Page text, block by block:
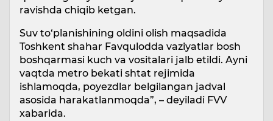
ravishda chiqib ketgan.
Suv to‘planishining oldini olish maqsadida
Toshkent shahar Favqulodda vaziyatlar bosh
boshqarmasi kuch va vositalari jalb etildi. Ayni
vaqtda metro bekati shtat rejimida
ishlamoqda, poyezdlar belgilangan jadval
asosida harakatlanmoqda”, – deyiladi FVV
xabarida.